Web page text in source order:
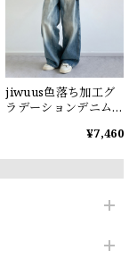
jiwuus色落ち加工グ
ラデーションデニム
¥7,460